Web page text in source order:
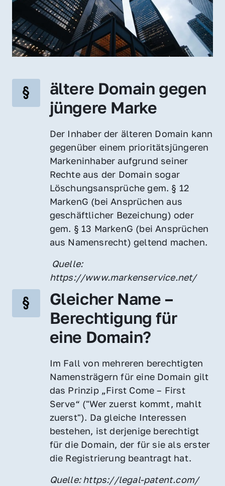
ältere Domain gegen
jüngere Marke
Der Inhaber der älteren Domain kann
gegenüber einem prioritätsjüngeren
Markeninhaber aufgrund seiner
Rechte aus der Domain sogar
Löschungsansprüche gem. § 12
MarkenG (bei Ansprüchen aus
geschäftlicher Bezeichung) oder
gem. § 13 MarkenG (bei Ansprüchen
aus Namensrecht) geltend machen.
https://www.markenservice.net/
Gleicher Name –
Berechtigung für
eine Domain?
Im Fall von mehreren berechtigten
Namensträgern für eine Domain gilt
das Prinzip „First Come – First
Serve“ ("Wer zuerst kommt, mahlt
zuerst"). Da gleiche Interessen
bestehen, ist derjenige berechtigt
für die Domain, der für sie als erster
die Registrierung beantragt hat.
Quelle: https://legal-patent.com/